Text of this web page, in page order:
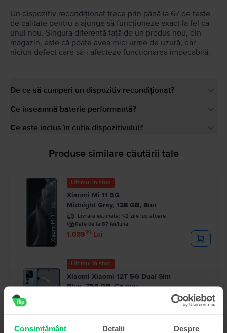
Consimțământ Detalii Despre
Un dispozitiv recondiționat trece prin până la 67 de teste
de calitate pentru a ajunge să funcționeze exact la fel ca
unul nou. Singura diferență față de un produs nou, din
magazin, este că poate avea mici urme de uzură, dar
niciun defect care să-i afecteze funcționarea impecabilă.
De ce să cumperi un dispozitiv recondiționat?
Ce înseamnă baterie performantă?
Ce este inclus în cutia dispozitivului?
Produse similare căutării tale
Ultimul în stoc
Xiaomi Mi 11 5G
Midnight Gray, 128 GB, Bun
Livrare estimata: 1-2 zile lucratoare
Rate de la 87 lei/luna
1.03999 Lei
Ultimul în stoc
Xiaomi Xiaomi 12T 5G Dual Sim
Blue, 256 GB, Ca nou